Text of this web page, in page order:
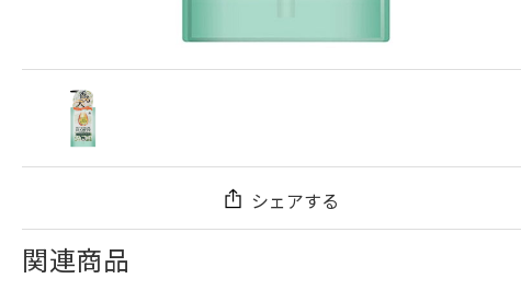
シェアする
関連商品